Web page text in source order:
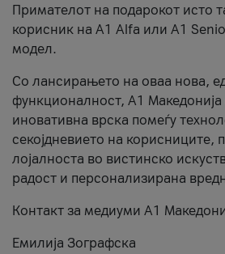
Примателот на подарокот исто
корисник на А1 Alfa или A1
модел.
Со лансирањето на оваа нова,
функционалност, А1
иновативна врска помеѓу
секојдневието на корисниците,
лојалноста во вистинско
радост и персонализирана
Контакт за медиуми А1
Емилија Зографска